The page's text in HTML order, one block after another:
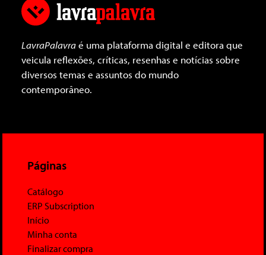
LavraPalavraé uma plataforma digital e editora que
veicula reflexões, críticas, resenhas e notícias sobre
diversos temas e assuntos do mundo
contemporâneo.
Páginas
Catálogo
ERP Subscription
Início
Minha conta
Finalizar compra